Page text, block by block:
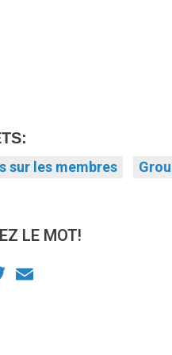
sur les membres
LE MOT!
Twitter